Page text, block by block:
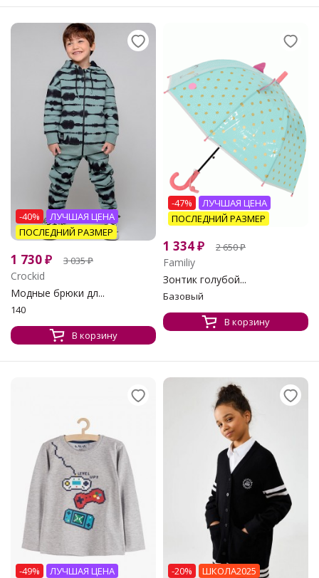
-40%
ЛУЧШАЯ ЦЕНА
ПОСЛЕДНИЙ РАЗМЕР
1 730₽ 3 035₽
Crockid
Модные брюки дл...
140
В корзину
-47%
ЛУЧШАЯ ЦЕНА
ПОСЛЕДНИЙ РАЗМЕР
1 334₽ 2 650₽
Familiy
Зонтик голубой...
Базовый
В корзину
-49%
ЛУЧШАЯ ЦЕНА
-20%
ШКОЛА2025